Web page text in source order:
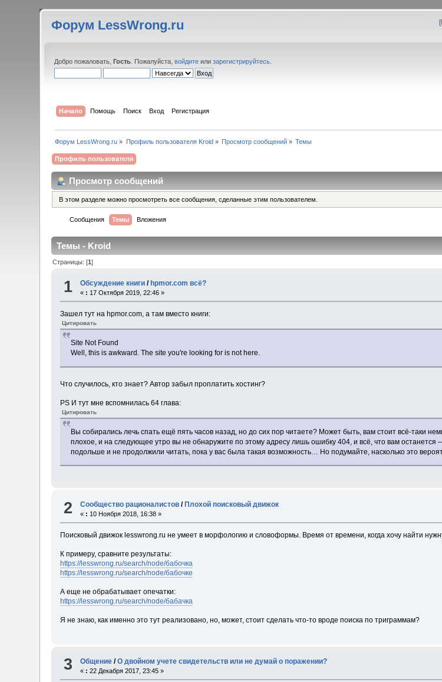
Форум LessWrong.ru [
Добро пожаловать,Гость . Пожалуйста,войдите илизарегистрируйтесь
Начало Помощь Поиск Вход Регистрация
Форум LessWrong.ru » Профиль пользователя Kroid» Просмотр сообщений » Темы
Профиль пользователя
Просмотр сообщений
В этом разделе можно просмотреть все сообщения, сделанные этим пользователем.
Сообщения Темы Вложения
Темы - Kroid
Страницы: [1]
1 Обсуждение книги / hpmor.com всё?
« : 17 Октября 2019, 22:46 »
Зашел тут на hpmor.com, а там вместо книги:
Цитировать
Site Not Found
Well, this is awkward. The site you're looking for is not here.
Что случилось, кто знает? Автор забыл проплатить хостинг?
PS И тут мне вспомнилась 64 глава:
Цитировать
Вы собирались лечь спать ещё пять часов назад, но до сих пор читаете? Может быть, вам стоит всё-таки
плохое, и на следующее утро вы не обнаружите по этому адресу лишь ошибку 404, и всё, что вам
подольше и не продолжили читать, пока у вас была такая возможность… Но подумайте, насколько это
2 Сообщество рационалистов / Плохой поисковый движок
« : 10 Ноября 2018, 16:38 »
Поисковый движок lesswrong.ru не умеет в морфологию и словоформы. Время от времени, когда хочу найти
К примеру, сравните результаты:
https://lesswrong.ru/search/node/бабочка
https://lesswrong.ru/search/node/бабочке
А еще не обрабатывает опечатки:
https://lesswrong.ru/search/node/бабачка
Я не знаю, как именно это тут реализовано, но, может, стоит сделать что-то вроде поиска по триграммам?
3 Общение /О двойном учете свидетельств или не думай о поражении?
« : 22 Декабря 2017, 23:45 »